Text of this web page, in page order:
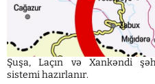
Şuşa, Laçın və Xankəndi
sistemi hazırlanır.